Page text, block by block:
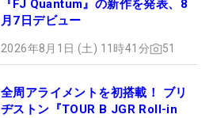
『FJ Quantum』の新作を発表、8
月7日デビュー
2026年8月1日 (土) 11時41分 51
全周アライメントを初搭載！ ブリ
ヂストン『TOUR B JGR Roll-in